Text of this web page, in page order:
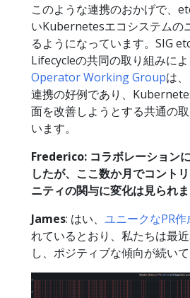
このような連携のおかげで、
いKubernetesエコシステムの
るようになっています。SIG
Lifecycleの共同の取り組みに
Operator Working Groupは
連携の好例であり、
面を改善しようとする共通の
います。
Frederico: コラボレーション
したが、ここ数か月でコント
ニティの関与に変化は見られ
James: はい、 ユニークなPR
れているとおり、私たちは最
し、ポジティブな傾向が続いて